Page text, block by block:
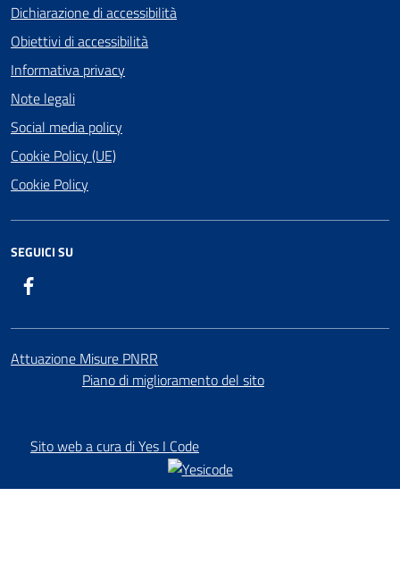
Dichiarazione di accessibilità
Obiettivi di accessibilità
Informativa privacy
Note legali
Social media policy
Cookie Policy (UE)
Cookie Policy
SEGUICI SU
Attuazione Misure PNRR
Piano di miglioramento del sito
Sito web a cura di Yes I Code